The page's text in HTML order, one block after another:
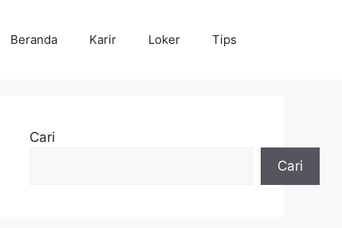
Beranda Karir Loker Tips
Cari
Cari